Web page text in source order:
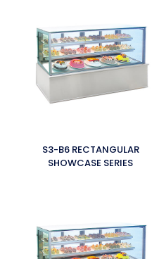
S3-B6 RECTANGULAR
SHOWCASE SERIES